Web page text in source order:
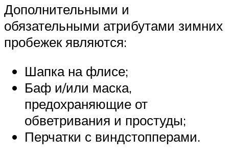
Дополнительными и
обязательными атрибутами зимних
пробежек являются:
Шапка на флисе;
Баф и/или маска,
предохраняющие от
обветривания и простуды;
Перчатки с виндстопперами.